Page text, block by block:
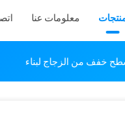
معلومات عنا
خفف من الزجاج لبناء